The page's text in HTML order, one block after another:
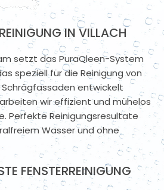
IN VILLACH
setzt das PuraQleen-System
speziell für die Reinigung von
entwickelt
wir effizient und mühelos
Perfekte Reinigungsresultate
Wasser und ohne
FENSTERREINIGUNG